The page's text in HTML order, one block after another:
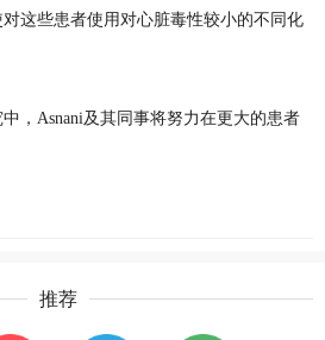
这些患者使用对心脏毒性较小的不同化
Asnani及其同事将努力在更大的患者
推荐